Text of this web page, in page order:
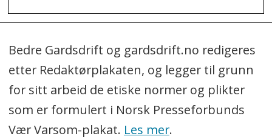
Bedre Gardsdrift og gardsdrift.no redigeres
etter Redaktørplakaten, og legger til grunn
for sitt arbeid de etiske normer og plikter
som er formulert i Norsk Presseforbunds
Vær Varsom-plakat. Les mer.